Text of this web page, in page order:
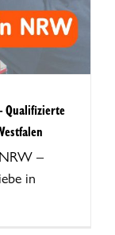
Qualifizierte
–
in